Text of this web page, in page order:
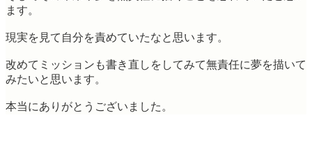
ます。
現実を見て自分を責めていたなと思います。
改めてミッションも書き直しをしてみて無責任に夢を描いて
みたいと思います。
本当にありがとうございました。